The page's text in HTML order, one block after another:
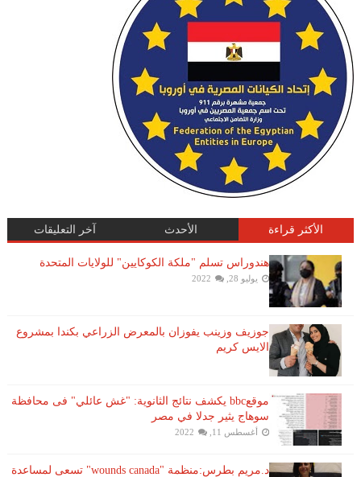
الأكثر قراءة الأحدث آخر التعليقات
هندوراس تسلم "ملكة الكوكايين" للولايات المتحدة
يوليو 28, 2022
جوزيف وزينب يفوزان بالمعرض الزراعي بكندا بمشروع
الايس كريم
موقعbbc يكشف نتائج الثانوية: "غش عائلي" فى محافظة
سوهاج يثير جدلا في مصر
أغسطس 11, 2022
د.مريم بطرس:منظمة "wounds canada" تسعى لمساعدة